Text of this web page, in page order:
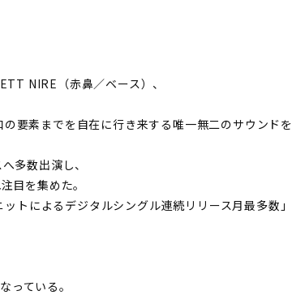
NIRE（赤鼻／ベース）、
要素までを自在に行き来する唯一無二のサウンドを
多数出演し、
目を集めた。
によるデジタルシングル連続リリース月最多数」
っている。